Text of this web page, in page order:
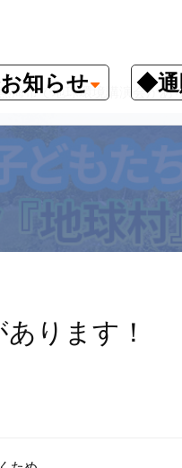
知らせ ◆通
海市で地球環境講演会があ
ります！